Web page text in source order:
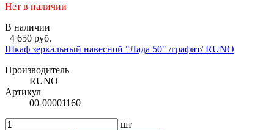
Нет в наличии
В наличии
4 650 руб.
Шкаф зеркальный навесной "Лада 50" /графит/ RUNO
Производитель
RUNO
Артикул
00-00001160
шт